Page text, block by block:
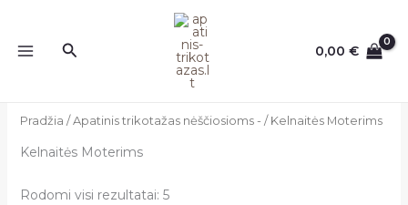
turinio
Paieška 0,00€
Pradžia /Apatinis trikotažas nėščiosioms - / Kelnaitės Moterims
Kelnaitės Moterims
Rodomi visi rezultatai: 5